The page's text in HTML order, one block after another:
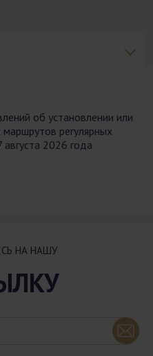
об установлении или
регулярных
2026 года
НА НАШУ